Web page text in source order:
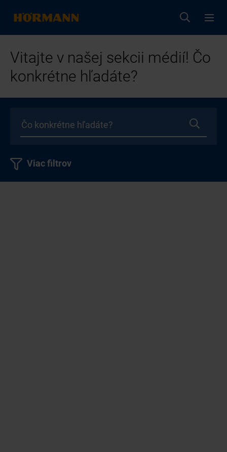
Vitajte v našej sekcii médií! Čo
konkrétne hľadáte?
Viac filtrov